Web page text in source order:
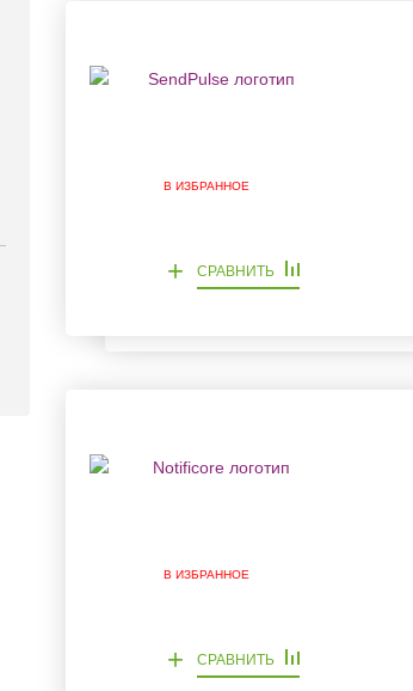
В ИЗБРАННОЕ
+ СРАВНИТЬ
В ИЗБРАННОЕ
+ СРАВНИТЬ